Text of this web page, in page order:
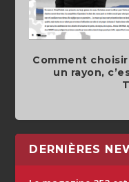
Comment
un rayon,
DERNIÈRES